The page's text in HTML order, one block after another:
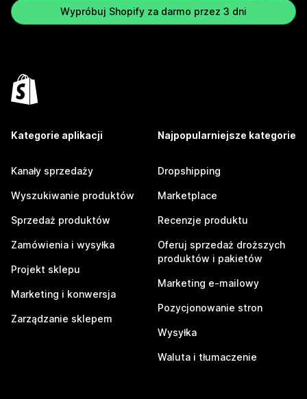
Wypróbuj Shopify za darmo przez 3 dni
Kategorie aplikacji
Kanały sprzedaży
Wyszukiwanie produktów
Sprzedaż produktów
Zamówienia i wysyłka
Projekt sklepu
Marketing i konwersja
Zarządzanie sklepem
Najpopularniejsze kategorie
Dropshipping
Marketplace
Recenzje produktu
Oferuj sprzedaż droższych
produktów i pakietów
Marketing e-mailowy
Pozycjonowanie stron
Wysyłka
Waluta i tłumaczenie